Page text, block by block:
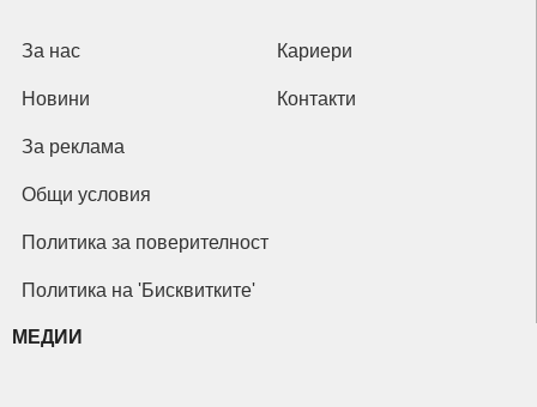
За нас Кариери
Новини Контакти
За реклама
Общи условия
Политика за поверителност
Политика на 'Бисквитките'
МЕДИИ